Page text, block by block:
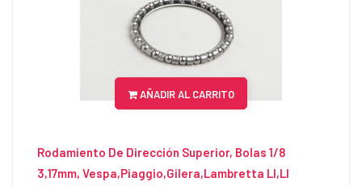
AÑADIR AL CARRITO
Rodamiento De Dirección Superior, Bolas 1/8
3,17mm, Vespa,Piaggio,Gilera,Lambretta LI,LI